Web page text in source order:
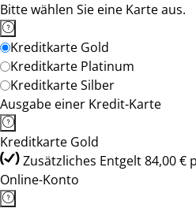
Bitte wählen Sie eine Karte aus.
Kreditkarte Gold
Kreditkarte Platinum
Kreditkarte Silber
Ausgabe einer Kredit-Karte
Kreditkarte Gold
Zusätzliches Entgelt 84,00 €
Online-Konto